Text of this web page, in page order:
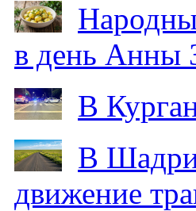
в день Анны
В
В
движение